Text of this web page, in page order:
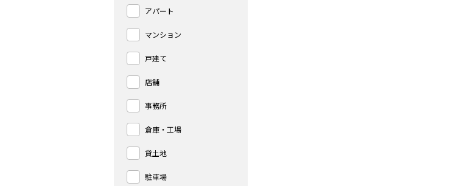
アパート
マンション
戸建て
店舗
事務所
倉庫・工場
貸土地
駐車場